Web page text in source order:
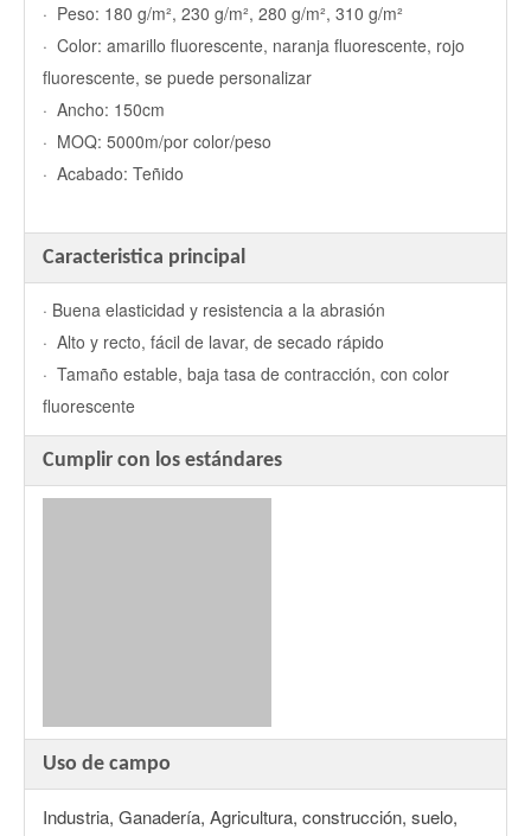
· Peso: 180 g/m², 230 g/m², 280 g/m², 310 g/m²
· Color: amarillo fluorescente, naranja fluorescente, rojo
fluorescente, se puede personalizar
· Ancho: 150cm
· MOQ: 5000m/por color/peso
· Acabado: Teñido
Caracteristica principal
· Buena elasticidad y resistencia a la abrasión
· Alto y recto, fácil de lavar, de secado rápido
· Tamaño estable, baja tasa de contracción, con color
fluorescente
Cumplir con los estándares
Uso de campo
Industria, Ganadería, Agricultura, construcción, suelo,